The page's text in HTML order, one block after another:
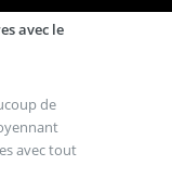
avec le
de
avec tout